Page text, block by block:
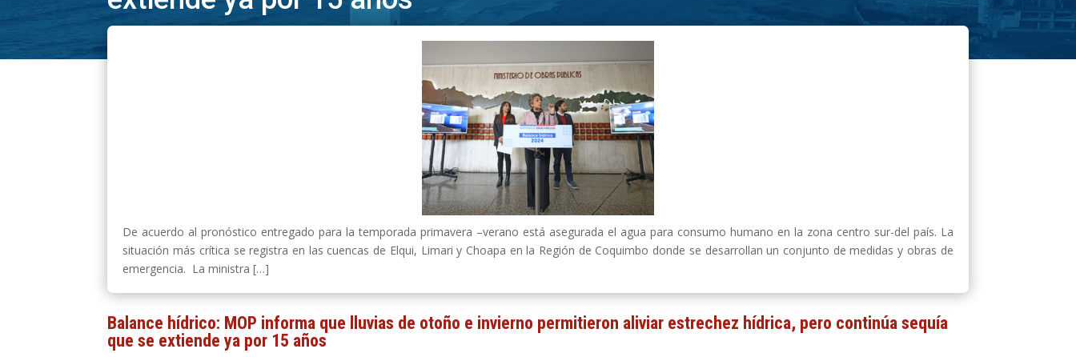
De acuerdo al pronóstico entregado para la temporada primavera –verano está asegurada el agua para consumo humano en la zona centro sur-del país. La
situación más crítica se registra en las cuencas de Elqui, Limari y Choapa en la Región de Coquimbo donde se desarrollan un conjunto de medidas y obras de
emergencia. La ministra […]
Balance hídrico: MOP informa que lluvias de otoño e invierno permitieron aliviar estrechez hídrica, pero continúa sequía
que se extiende ya por 15 años